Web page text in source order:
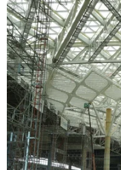
bão, lũ, thiên tai
khí hậu
06/08/2026 23:00
Mưa lớn gây ngập
khu vực ở Nghệ An
06/08/2026 13:06